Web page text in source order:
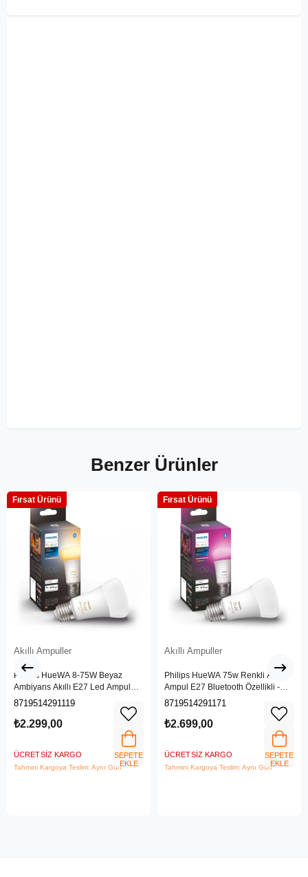
Benzer Ürünler
Akıllı Ampuller
Philips HueWA 8-75W Beyaz
Ambiyans Akıllı E27 Led Ampul
Bluetooth Özellikli -
8719514291119
₺2.299,00
ÜCRETSIZ KARGO
Tahmini Kargoya Teslim: Aynı Gün
Fırsat Ürünü
SEPETE
EKLE
Akıllı Ampuller
Philips HueWA 75w Renkli Akıllı
Ampul E27 Bluetooth Özellikli -
929002468801
8719514291171
₺2.699,00
ÜCRETSIZ KARGO
Tahmini Kargoya Teslim: Aynı Gün
Fırsat Ürünü
SEPETE
EKLE